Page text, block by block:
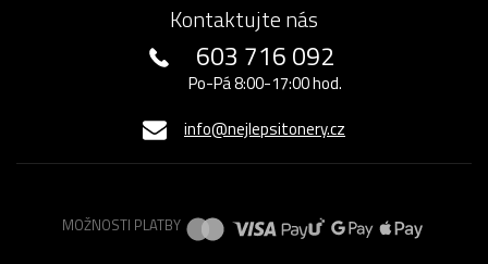
Kontaktujte nás
603 716 092
Po-Pá 8:00-17:00 hod.
info@nejlepsitonery.cz
MOŽNOSTI PLATBY